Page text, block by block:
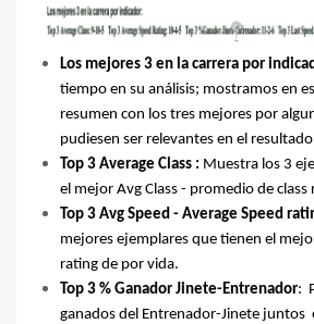
Los mejores 3 en la carrera por
tiempo en su análisis; mostramos en
resumen con los tres mejores por
pudiesen ser relevantes en el
Top 3 Average Class : Muestra los 3
el mejor Avg Class - promedio de
Top 3 Avg Speed - Average Speed
mejores ejemplares que tienen el
rating de por vida.
Top 3 % Ganador Jinete-Entrenador:
ganados del Entrenador-Jinete juntos